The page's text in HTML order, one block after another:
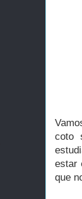
coto
estar
que